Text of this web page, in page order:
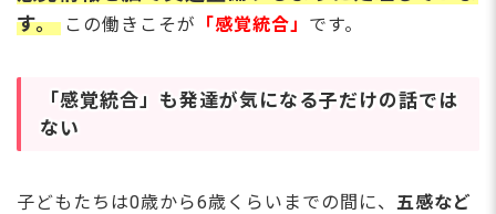
す。 この働きこそが 「感覚統合」 です。
「感覚統合」も発達が気になる⼦だけの話では
ない
⼦どもたちは0歳から6歳くらいまでの間に、 五感など